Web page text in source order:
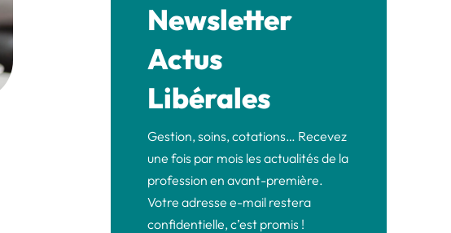
Newsletter
Actus
Libérales
Gestion, soins, cotations… Recevez
une fois par mois les actualités de la
profession en avant-première.
Votre adresse e-mail restera
confidentielle, c’est promis !